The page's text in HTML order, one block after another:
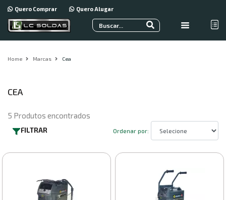
Quero Comprar Quero Alugar
Home Marcas Cea
CEA
5 Produtos encontrados
FILTRAR Ordenar por: